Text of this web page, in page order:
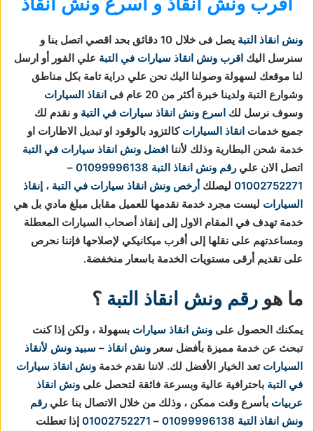
ونش انقاذ التبة
يصل فى خلال 10 دقائق بحد اقصي اتصل بنا و
سنرسل اليك اقرب ونش انقاذ سيارات في التبة علي الفور أو ارسل
لنا موقعك لسهولة وصولنا اليك نحن علي دراية تامة بكل مناطق
وشوارع التبة ولدينا خبرة أكثر من 20 عام فى
انقاذ السيارات
وسوف نرسل لك اسرع ونش انقاذ سيارات في التبة و نقدم لك
جميع خدمات انقاذ السيارات كالتزود بالوقود او تبديل الاطارات او
خدمة شحن البطارية وذلك لأننا افضل ونش انقاذ سيارات في التبة
اتصل الان علي رقم ونش انقاذ التبة 01099996138
–
01002752271 ليصلك أرخص ونش انقاذ سيارات في التبة ، إنقاذ
السيارات ليست مجرد خدمة نقدمها للعميل مقابل مبلغ مادي بل هي
خدمة تهدف في المقام الاول إلى إنقاذ أصحاب السيارات المعطلة
ومساعدتهم على نقلها إلى أقرب ميكانيكي لإصلاحها فإننا نحرص
على تقديم أرقى مستويات الخدمة باسعار منخفضة.
ما هو رقم ونش انقاذ التبة ؟
يمكنك الحصول على ونش انقاذ سيارات بسهولة ، ولكن إذا كنت
تبحث عن خدمة مميزة بأفضل سعر ونش انقاذ – سبيد ونش لأنقاذ
السيارات تعد الخيار الأفضل لك. لاننا نقدم خدمة ونش انقاذ سيارات
في التبة باحترافية عالية وبسرعة فائقة لتحصل على ونش انقاذ
عربيات بأسرع وقت ممكن ، وذلك من خلال الاتصال بنا علي رقم
ونش انقاذ التبة 01099996138
–
01002752271 إذا تعطلت